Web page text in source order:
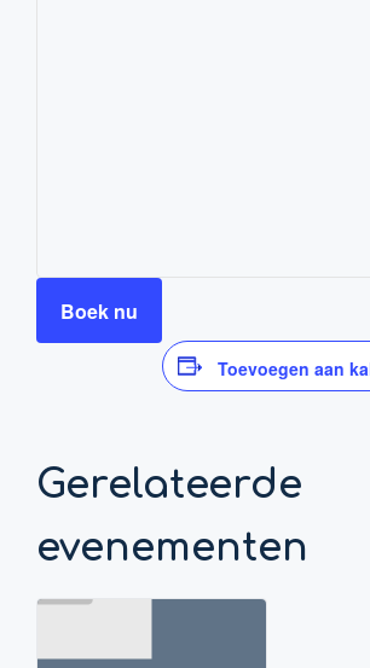
Boek nu
Toevoegen aan
Gerelateerde
evenementen